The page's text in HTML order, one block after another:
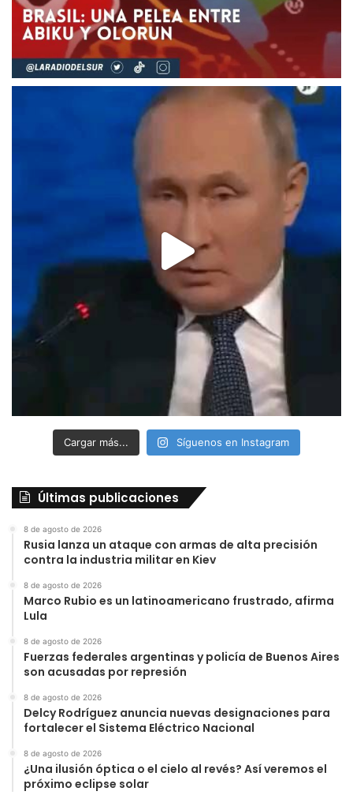
Cargar más... Síguenos en Instagram
Últimas publicaciones
8 de agosto de 2026
Rusia lanza un ataque con armas de alta precisión
contra la industria militar en Kiev
8 de agosto de 2026
Marco Rubio es un latinoamericano frustrado, afirma
Lula
8 de agosto de 2026
Fuerzas federales argentinas y policía de Buenos Aires
son acusadas por represión
8 de agosto de 2026
Delcy Rodríguez anuncia nuevas designaciones para
fortalecer el Sistema Eléctrico Nacional
8 de agosto de 2026
¿Una ilusión óptica o el cielo al revés? Así veremos el
próximo eclipse solar